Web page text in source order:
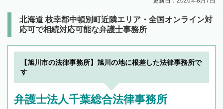
北海道 枝幸郡中頓別町近隣エリア・全国オンライン対
応可で相続対応可能な弁護士事務所
【旭川市の法律事務所】旭川の地に根差した法律事務所で
す
弁護士法人千葉総合法律事務所